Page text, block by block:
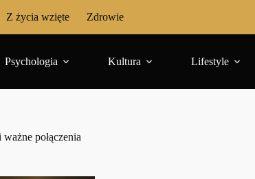
Z życia wzięte Zdrowie
Psychologia Kultura Lifestyle
połączenia